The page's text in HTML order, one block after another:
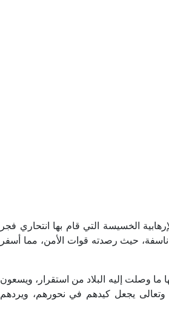
الخسيسة التي قام بها انتحاري فجر
حيث رصدته قوات الأمن، مما أسفر
وصلت إليه البلاد من استقرار، ويسعون
يجعل كيدهم في نحورهم، ويردهم